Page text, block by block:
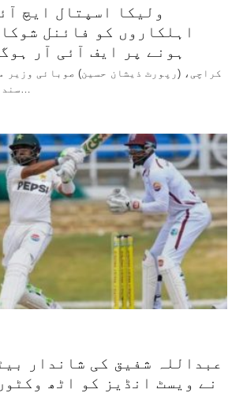
اہلکاروں کو فائنل
ہونے پر ایف آئی آر
کراچی، (رپورٹ ذیشان حسین) صوبائی وزیر
سندھ سعید غنی نے کہا…
عبداللہ شفیق کی شاندار
نے ویسٹ انڈیز کو اٹھ